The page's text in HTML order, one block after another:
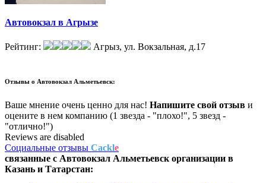
Автовокзал в Агрызе
Рейтинг: Агрыз, ул. Вокзальная, д.17
Отзывы о Автовокзал Альметьевск:
Ваше мнение очень ценно для нас! Напишите свой отзыв и
оцените в нем компанию (1 звезда - "плохо!", 5 звезд -
"отлично!")
Reviews are disabled
Социальные отзывы Cackle
связанные с Автовокзал Альметьевск организации в
Казань и Татарстан: